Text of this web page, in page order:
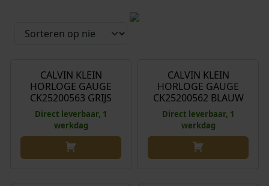
CALVIN KLEIN
HORLOGE GAUGE
CK25200563 GRIJS
Direct leverbaar, 1
werkdag
CALVIN KLEIN
HORLOGE GAUGE
CK25200562 BLAUW
Direct leverbaar, 1
werkdag